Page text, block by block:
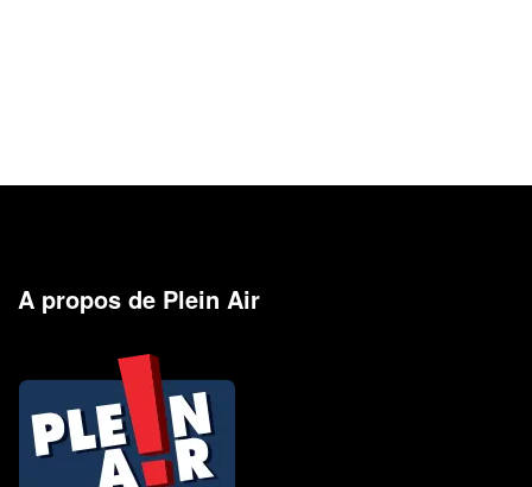
A propos de Plein Air